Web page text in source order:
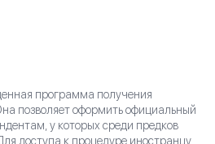
программа получения
позволяет оформить официальный
у которых среди предков
доступа к процедуре иностранцу